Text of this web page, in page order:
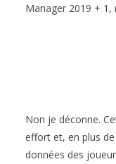
Manager 2019 + 1,
Non je déconne.
effort et, en plus
données des